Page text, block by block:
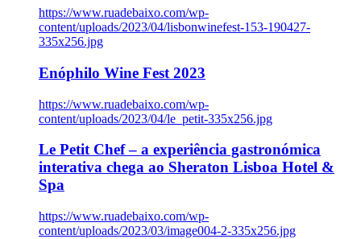
https://www.ruadebaixo.com/wp-
content/uploads/2023/04/lisbonwinefest-153-190427-
335x256.jpg
Enóphilo Wine Fest 2023
https://www.ruadebaixo.com/wp-
content/uploads/2023/04/le_petit-335x256.jpg
Le Petit Chef – a experiência gastronómica
interativa chega ao Sheraton Lisboa Hotel &
Spa
https://www.ruadebaixo.com/wp-
content/uploads/2023/03/image004-2-335x256.jpg